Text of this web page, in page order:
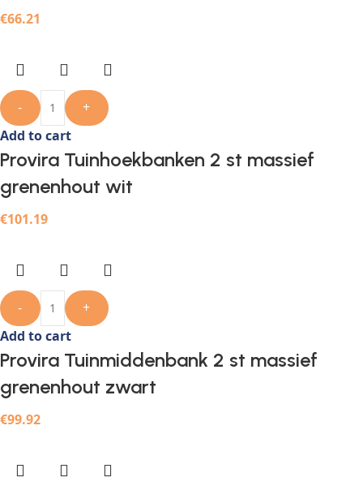
€66.21
-
+
Add to cart
Provira Tuinhoekbanken 2 st massief
grenenhout wit
€101.19
-
+
Add to cart
Provira Tuinmiddenbank 2 st massief
grenenhout zwart
€99.92